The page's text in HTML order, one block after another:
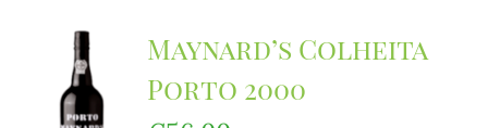
Maynard’s Colheita
Porto 2000